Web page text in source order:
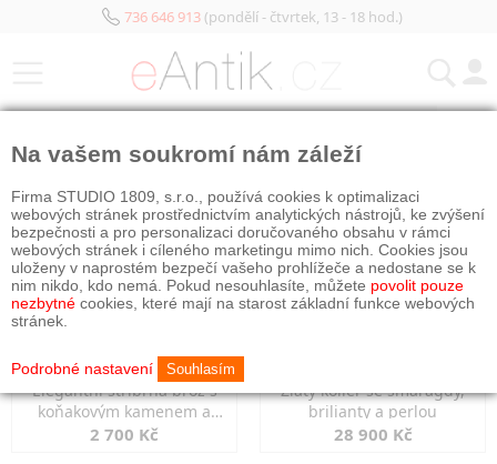
736 646 913(pondělí - čtvrtek, 13 - 18 hod.)
Elegantní stříbrná brož s
koňakovým kamenem a
markazity
2 700 Kč
Zlatý kolier se smaragdy,
brilianty a perlou
28 900 Kč
Na vašem soukromí nám záleží
Firma STUDIO 1809, s.r.o., používá cookies k optimalizaci
webových stránek prostřednictvím analytických nástrojů, ke zvýšení
bezpečnosti a pro personalizaci doručovaného obsahu v rámci
webových stránek i cíleného marketingu mimo nich. Cookies jsou
uloženy v naprostém bezpečí vašeho prohlížeče a nedostane se k
nim nikdo, kdo nemá. Pokud nesouhlasíte, můžete povolit pouze
nezbytné cookies, které mají na starost základní funkce webových
stránek.
Podrobné nastavení Souhlasím